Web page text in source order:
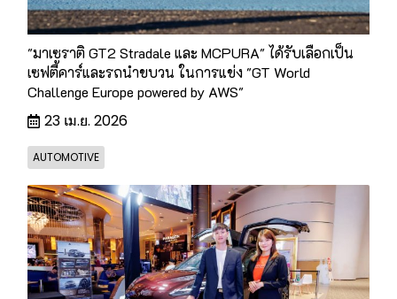
"มาเซราติ GT2 Stradale และ MCPURA" ได้รับเลือกเป็น
เซฟตี้คาร์และรถนำขบวน ในการแข่ง "GT World
Challenge Europe powered by AWS"
23 เม.ย. 2026
AUTOMOTIVE